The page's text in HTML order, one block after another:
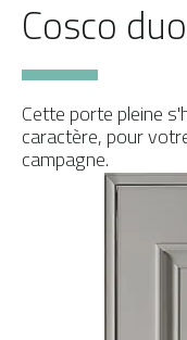
Porte d’entrée
Porte de service
Porte grand
Porte
Portes
Savoir-faire
Design
Inspirations
LES ATOUTS
Performances
Cosco duo
Cette porte pleine
caractère, pour
campagne.